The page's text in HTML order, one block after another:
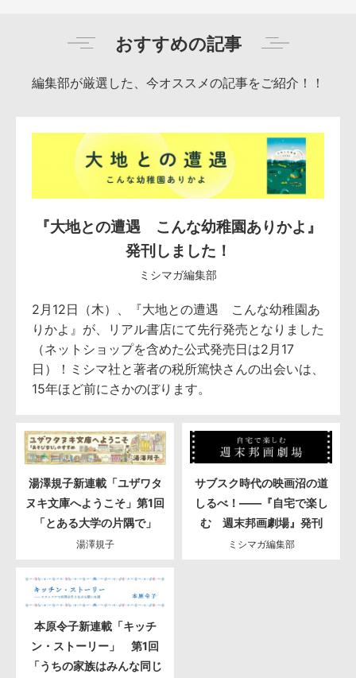
おすすめの記事
編集部が厳選した、今オススメの記事をご紹介！！
『大地との遭遇 こんな幼稚園ありかよ』
発刊しました！
ミシマガ編集部
2月12日（木）、『大地との遭遇 こんな幼稚園あ
りかよ』が、リアル書店にて先行発売となりました
（ネットショップを含めた公式発売日は2月17
日）！ミシマ社と著者の税所篤快さんの出会いは、
15年ほど前にさかのぼります。
湯澤規子新連載「ユザワタ
ヌキ文庫へようこそ」第1回
「とある大学の片隅で」
湯澤規子
サブスク時代の映画沼の道
しるべ！――『自宅で楽し
む 週末邦画劇場』発刊
ミシマガ編集部
本原令子新連載「キッチ
ン・ストーリー」 第1回
「うちの家族はみんな同じ